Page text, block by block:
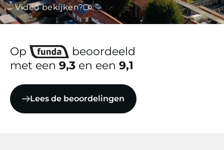
Video bekijken?
Op
beoordeeld
met een 9,3 en een 9,1
Lees de beoordelingen